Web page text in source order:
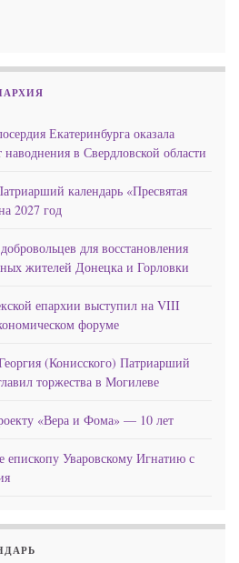
Екатеринбурга оказала
в Свердловской области
календарь «Пресвятая
2027 год
для восстановления
жителей Донецка и Горловки
епархии выступил на VIII
форуме
(Конисского) Патриарший
торжества в Могилеве
«Вера и Фома» — 10 лет
епископу Уваровскому Игнатию с